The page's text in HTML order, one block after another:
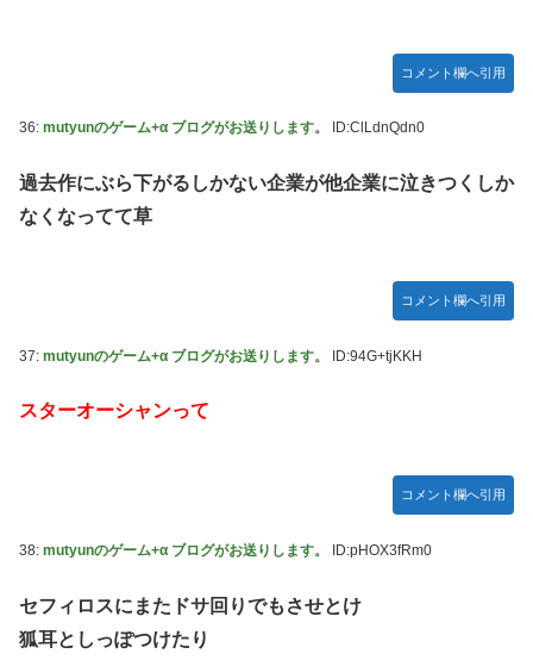
コメント欄へ引用
36: mutyunのゲーム+α ブログがお送りします。 ID:ClLdnQdn0
過去作にぶら下がるしかない企業が他企業に泣きつくしか
なくなってて草
コメント欄へ引用
37: mutyunのゲーム+α ブログがお送りします。 ID:94G+tjKKH
スターオーシャンって
コメント欄へ引用
38: mutyunのゲーム+α ブログがお送りします。 ID:pHOX3fRm0
セフィロスにまたドサ回りでもさせとけ
狐耳としっぽつけたり